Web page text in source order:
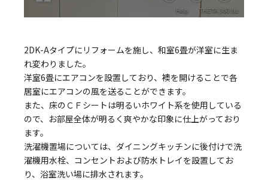
2DK-Aタイプにリフォームを施し、和室6畳が洋室に生ま
れ変わりました。
洋室6畳にエアコンを設置しており、襖を開けることで各
居室にエアコンの風を送ることができます。
また、床のＣＦシートは明るいホワイト系を使用している
ので、お部屋全体が明るく爽やかな印象に仕上がっており
ます。
洗濯機置場については、ダイニングキッチンに後付けで洗
濯機用水栓、コンセントおよび防水トレイを設置してお
り、浴室洗い場に排水されます。